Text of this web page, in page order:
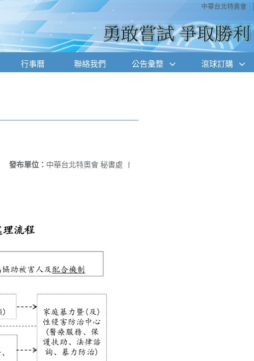
中華台北特奧會
行事曆 聯絡我們 公告彙整 滾球訂購
發布單位： 中華台北特奧會 秘書處 |